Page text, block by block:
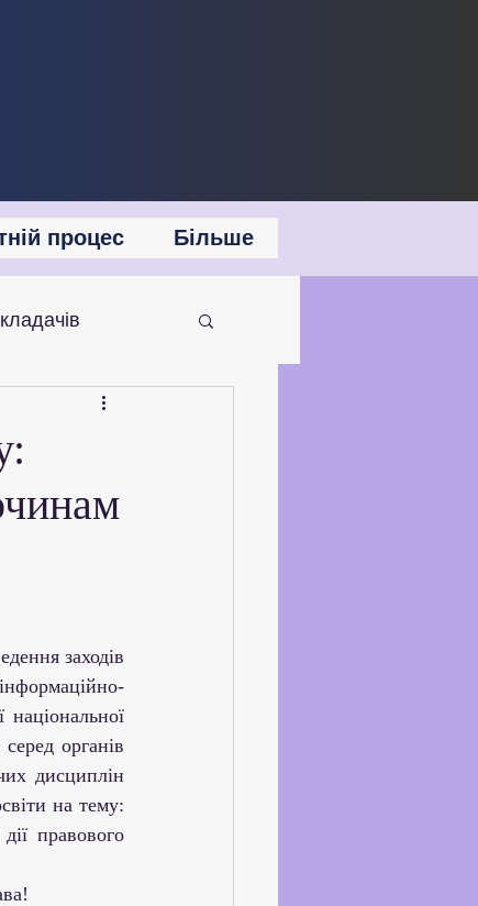
процес Більше
життя
національної
органів
дисциплін
на тему:
правового